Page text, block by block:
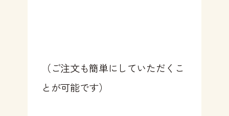
（ご注文も簡単にしていただくこ
とが可能です）